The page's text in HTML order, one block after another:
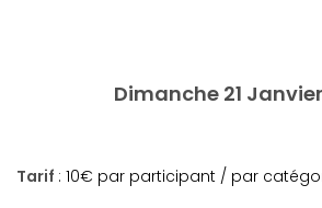
Dimanche 21
Tarif : 10€ par participant / par